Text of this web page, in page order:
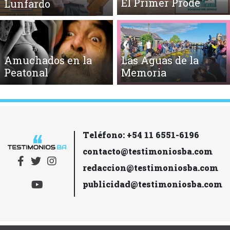
Lunfardo
El Primer Prode
Amuchados en la
Peatonal
Las Aguas de la
Memoria
Teléfono: +54 11 6551-6196
contacto@testimoniosba.com
redaccion@testimoniosba.com
publicidad@testimoniosba.com